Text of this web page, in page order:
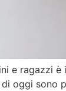
e ragazzi
oggi sono